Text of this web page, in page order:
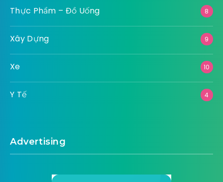
Thực Phẩm – Đồ Uống 8
Xây Dựng 9
Xe 10
Y Tế 4
Advertising